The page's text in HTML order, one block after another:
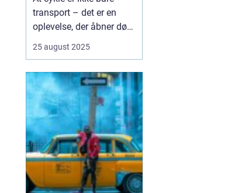
transport – det er en
oplevelse, der åbner døre
landskaber og møder
flere vælger at tage
cyklen med på ferien, og
det giver en helt særlig
fri...
25 august 2025